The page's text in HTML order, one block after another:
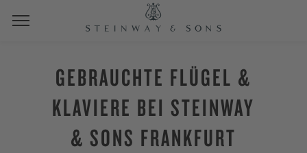
GEBRAUCHTE FLÜGEL &
KLAVIERE BEI STEINWAY
& SONS FRANKFURT